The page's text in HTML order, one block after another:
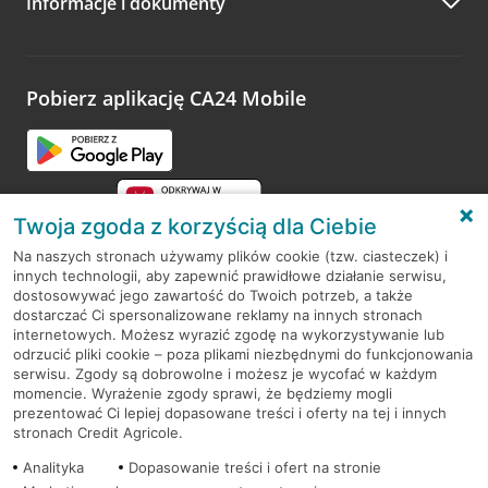
Zachęcamy do podzielenia się z nami opinią o wizycie.
opinie.
Pobierz aplikację CA24 Mobile
RODO
Regulamin serwisu
Mapa serwisu
PolitykaCookies
Twoja zgoda z korzyścią dla Ciebie
Na naszych stronach używamy plików cookie (tzw. ciasteczek) i
innych technologii, aby zapewnić prawidłowe działanie serwisu,
dostosowywać jego zawartość do Twoich potrzeb, a także
dostarczać Ci spersonalizowane reklamy na innych stronach
internetowych. Możesz wyrazić zgodę na wykorzystywanie lub
odrzucić pliki cookie – poza plikami niezbędnymi do funkcjonowania
serwisu. Zgody są dobrowolne i możesz je wycofać w każdym
momencie. Wyrażenie zgody sprawi, że będziemy mogli
prezentować Ci lepiej dopasowane treści i oferty na tej i innych
stronach Credit Agricole.
Analityka
Dopasowanie treści i ofert na stronie